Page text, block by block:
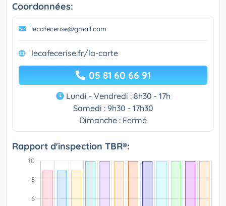
Coordonnées:
lecafecerise@gmail.com
lecafecerise.fr/la-carte
05 81 60 66 91
Lundi - Vendredi : 8h30 - 17h
Samedi : 9h30 - 17h30
Dimanche : Fermé
Rapport d'inspection TBR®: